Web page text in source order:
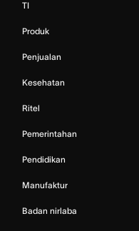
TI
Produk
Penjualan
Kesehatan
Ritel
Pemerintahan
Pendidikan
Manufaktur
Badan nirlaba